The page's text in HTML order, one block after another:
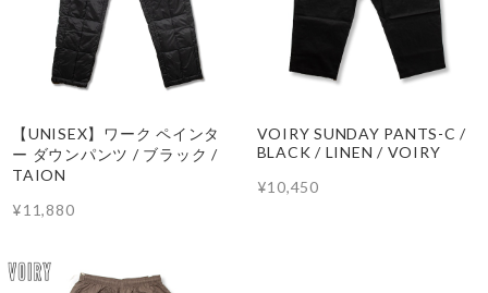
【UNISEX】ワーク ペインタ
ー ダウンパンツ / ブラック /
TAION
¥11,880
VOIRY SUNDAY PANTS-C /
BLACK / LINEN / VOIRY
¥10,450